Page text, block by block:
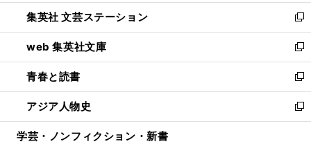
く
ウ
ィ
ン
ド
ウ
で
開
く
し
い
ウ
ィ
ン
ド
ウ
で
開
集英社 文芸ステーション
新
し
い
ウ
ィ
ン
ド
ウ
web 集英社文庫
新
し
い
ウ
ィ
ン
青春と読書
新
し
い
ウ
アジア人物史
新
し
学芸・ノンフィクション・新書